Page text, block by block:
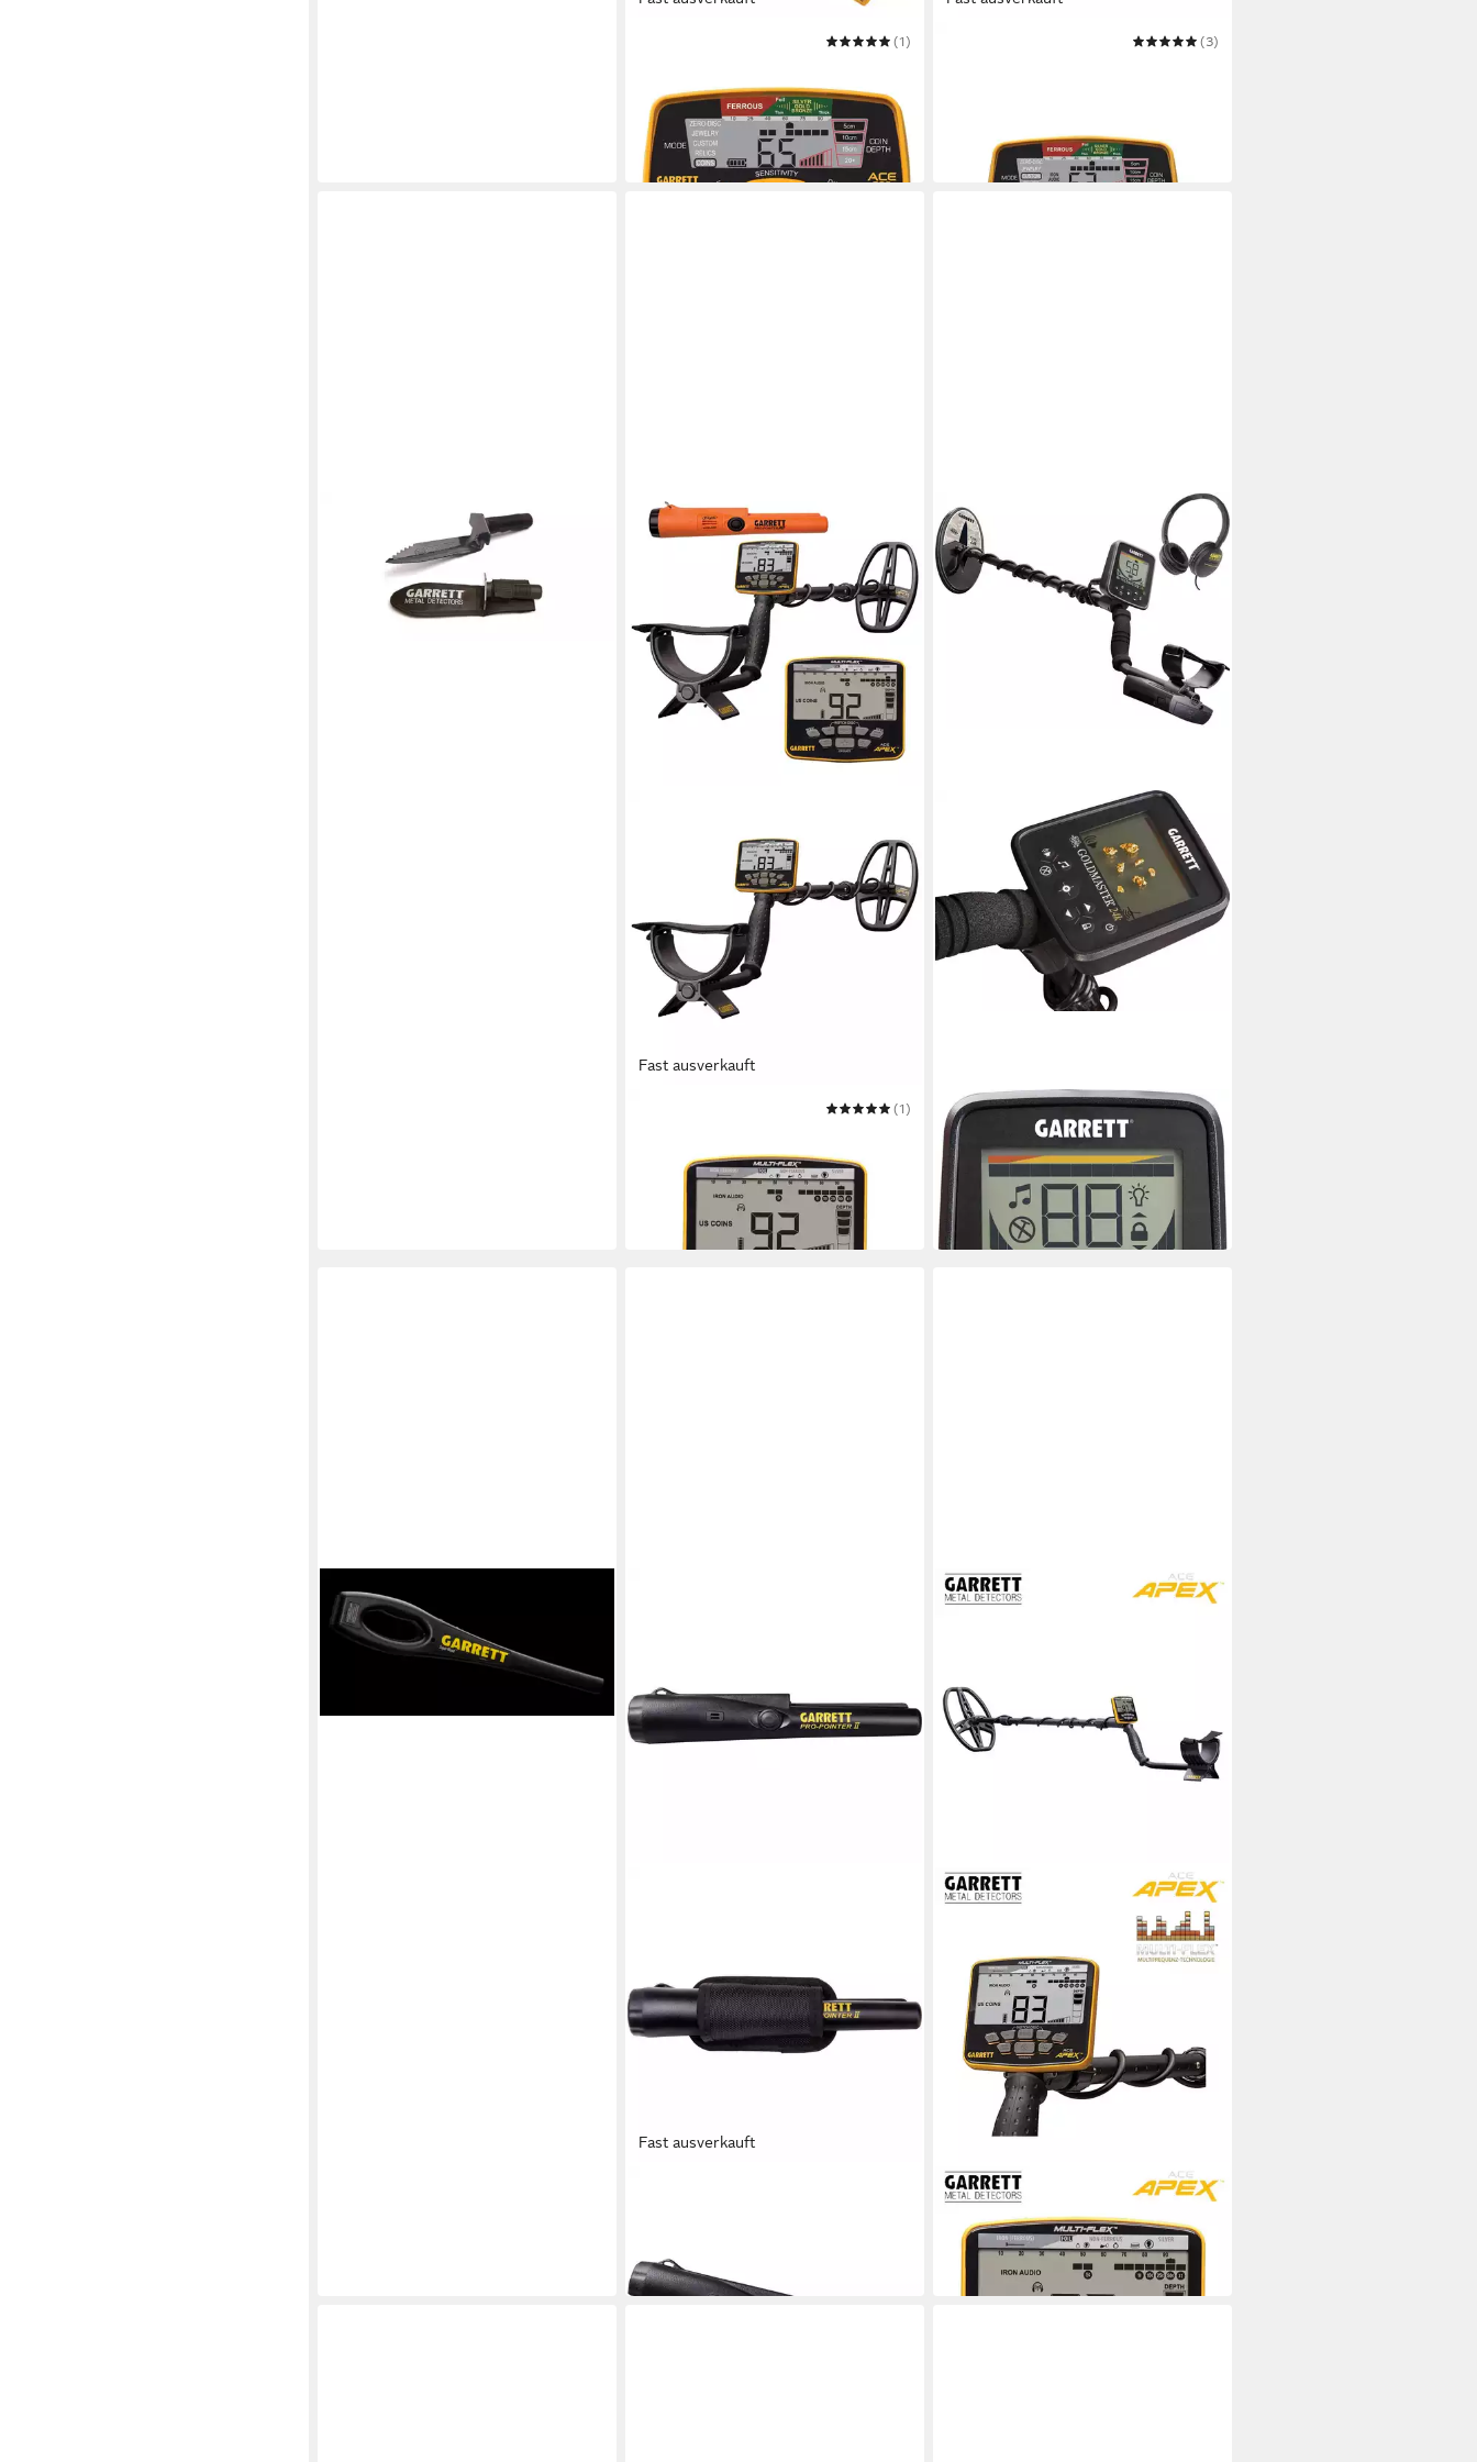
Pointer AT
(1)
389,00 € UVP524,00 €
-26%
in 2-3 Werktagen bei dir
(3)
in 2-3 Werktagen bei dir
Metalldetektor Edge Digger
54,00 €
in 2-3 Werktagen bei dir
Fast ausverkauft
ProPointer AT Z-Lynk
(1)
539,00 € UVP724,00 €
in 2-3 Werktagen bei dir
GARRETT
Metalldetektor Goldmaster® 24K
Metalldetektor
799,00 €
in 2-3 Werktagen bei dir
GARRETT
Metalldetektor Superwand Security
Handscanner
255,00 €
Fast ausverkauft
in 2-3 Werktagen bei dir
GARRETT
ab 494,10 €
in 2-3 Werktagen bei dir